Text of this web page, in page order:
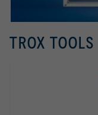
TROX TOOLS